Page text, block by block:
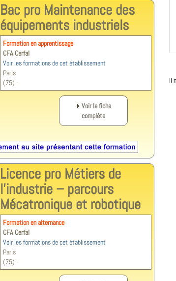
Bac pro Maintenance des
équipements industriels
Formation en apprentissage
CFA Cerfal
Voir les formations de cet établissement
Paris
(75) -
Voir la fiche
complète
Licence pro Métiers de
l’industrie – parcours
Mécatronique et robotique
Formation en alternance
CFA Cerfal
Voir les formations de cet établissement
Paris
(75) -
Il